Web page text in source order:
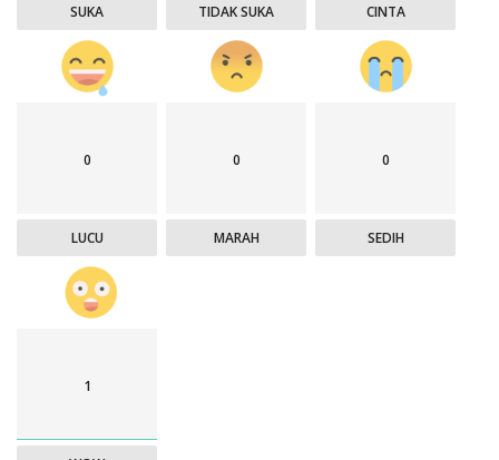
SUKA TIDAK SUKA CINTA
0
LUCU
0
MARAH
0
SEDIH
1